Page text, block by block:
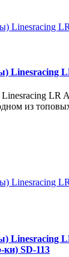
Linesracing
LR
из
Linesracing
ки) SD-113